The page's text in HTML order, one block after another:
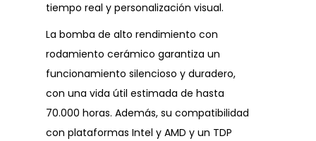
tiempo real y personalización visual.
La bomba de alto rendimiento con
rodamiento cerámico garantiza un
funcionamiento silencioso y duradero,
con una vida útil estimada de hasta
70.000 horas. Además, su compatibilidad
con plataformas Intel y AMD y un TDP